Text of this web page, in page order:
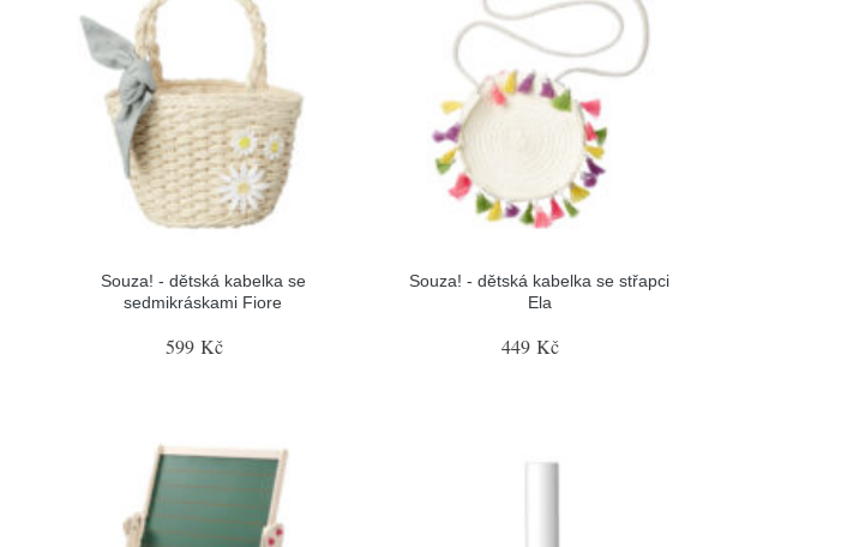
Souza! - dětská kabelka se
sedmikráskami Fiore
599 Kč
Souza! - dětská kabelka se střapci
Ela
449 Kč